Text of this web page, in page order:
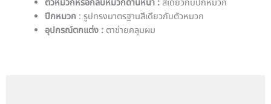
ตัวหมวกหรือกลีบหมวกด้านหน้า :สีเดียวกับปีกหมวก
ปีกหมวก : รูปทรงมาตรฐานสีเดียวกับตัวหมวก
อุปกรณ์ตกแต่ง : ตาข่ายคลุมผม